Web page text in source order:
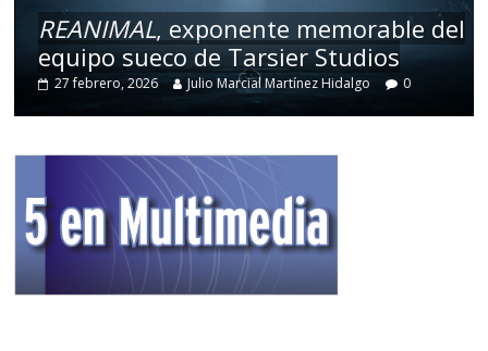
REANIMAL, exponente memorable del
equipo sueco de Tarsier Studios
27 febrero, 2026 Julio Marcial Martínez Hidalgo 0